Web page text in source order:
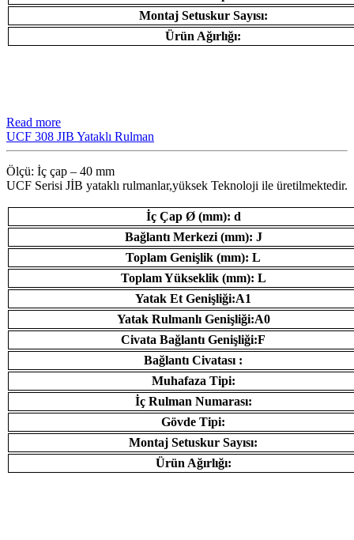
Montaj Setuskur Sayısı:
Ürün Ağırlığı:
Read more
UCF 308 JIB Yataklı Rulman
Ölçü: İç çap – 40 mm
UCF Serisi JİB ​​yataklı rulmanlar,yüksek Teknoloji ile üretilmektedir.
İç Çap Ø (mm): d
Bağlantı Merkezi (mm): J
Toplam Genişlik (mm): L
Toplam Yükseklik (mm): L
Yatak Et Genişliği:A1
Yatak Rulmanlı Genişliği:A0
Civata Bağlantı Genişliği:F
Bağlantı Civatası :
Muhafaza Tipi:
İç Rulman Numarası:
Gövde Tipi:
Montaj Setuskur Sayısı:
Ürün Ağırlığı: